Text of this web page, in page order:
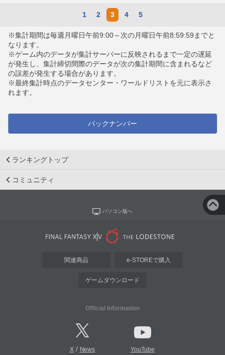
1 2 3 4 5
※集計期間は毎週月曜日午前9:00～次の月曜日午前8:59:59までと
なります。
※ゲーム内のデータが集計サーバーに反映されるまで一定の遅延
が発生し、集計締切間際のデータが次の集計期間に含まれるなど
の誤差が発生する場合があります。
※最終集計時点のデータセンター・ワールドリストを元に表示さ
れます。
バックナンバー
ランキングトップ
コミュニティ
パソコン版へ
関連商品 e-STOREで購入
ゲームダウンロード
Official Information
X/ News YouTube